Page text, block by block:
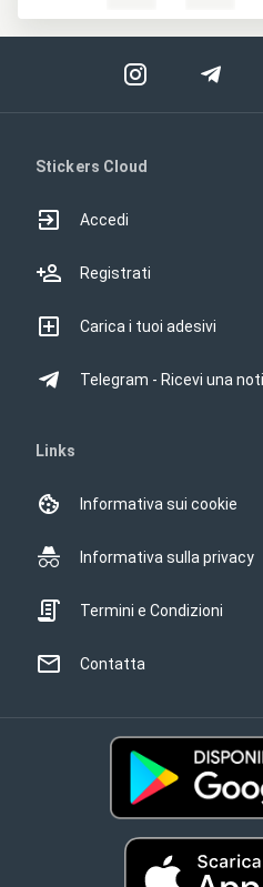
Stickers Cloud
Accedi
Registrati
Carica i tuoi adesivi
Telegram - Ricevi una
Links
Informativa sui cookie
Informativa sulla privacy
Termini e Condizioni
Contatta